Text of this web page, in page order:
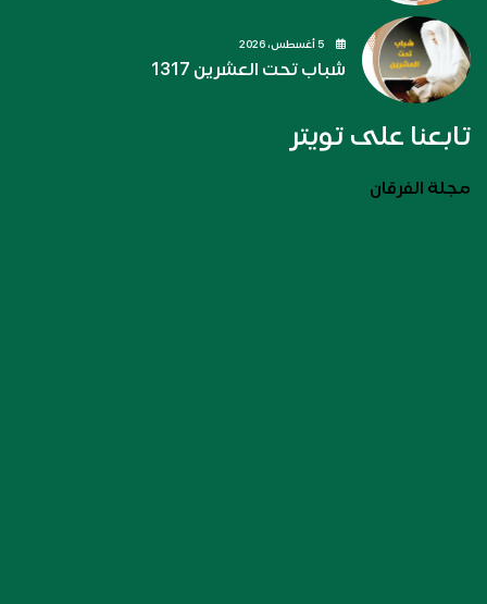
شباب تحت العشرين 1317
تابعنا على تويتر
مجلة الفرقان